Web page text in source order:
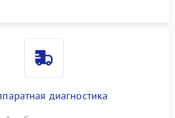
диагностика